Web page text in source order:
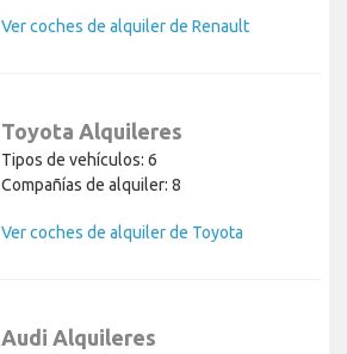
Ver coches de alquiler de Renault
Toyota Alquileres
Tipos de vehículos: 6
Compañías de alquiler: 8
Ver coches de alquiler de Toyota
Audi Alquileres